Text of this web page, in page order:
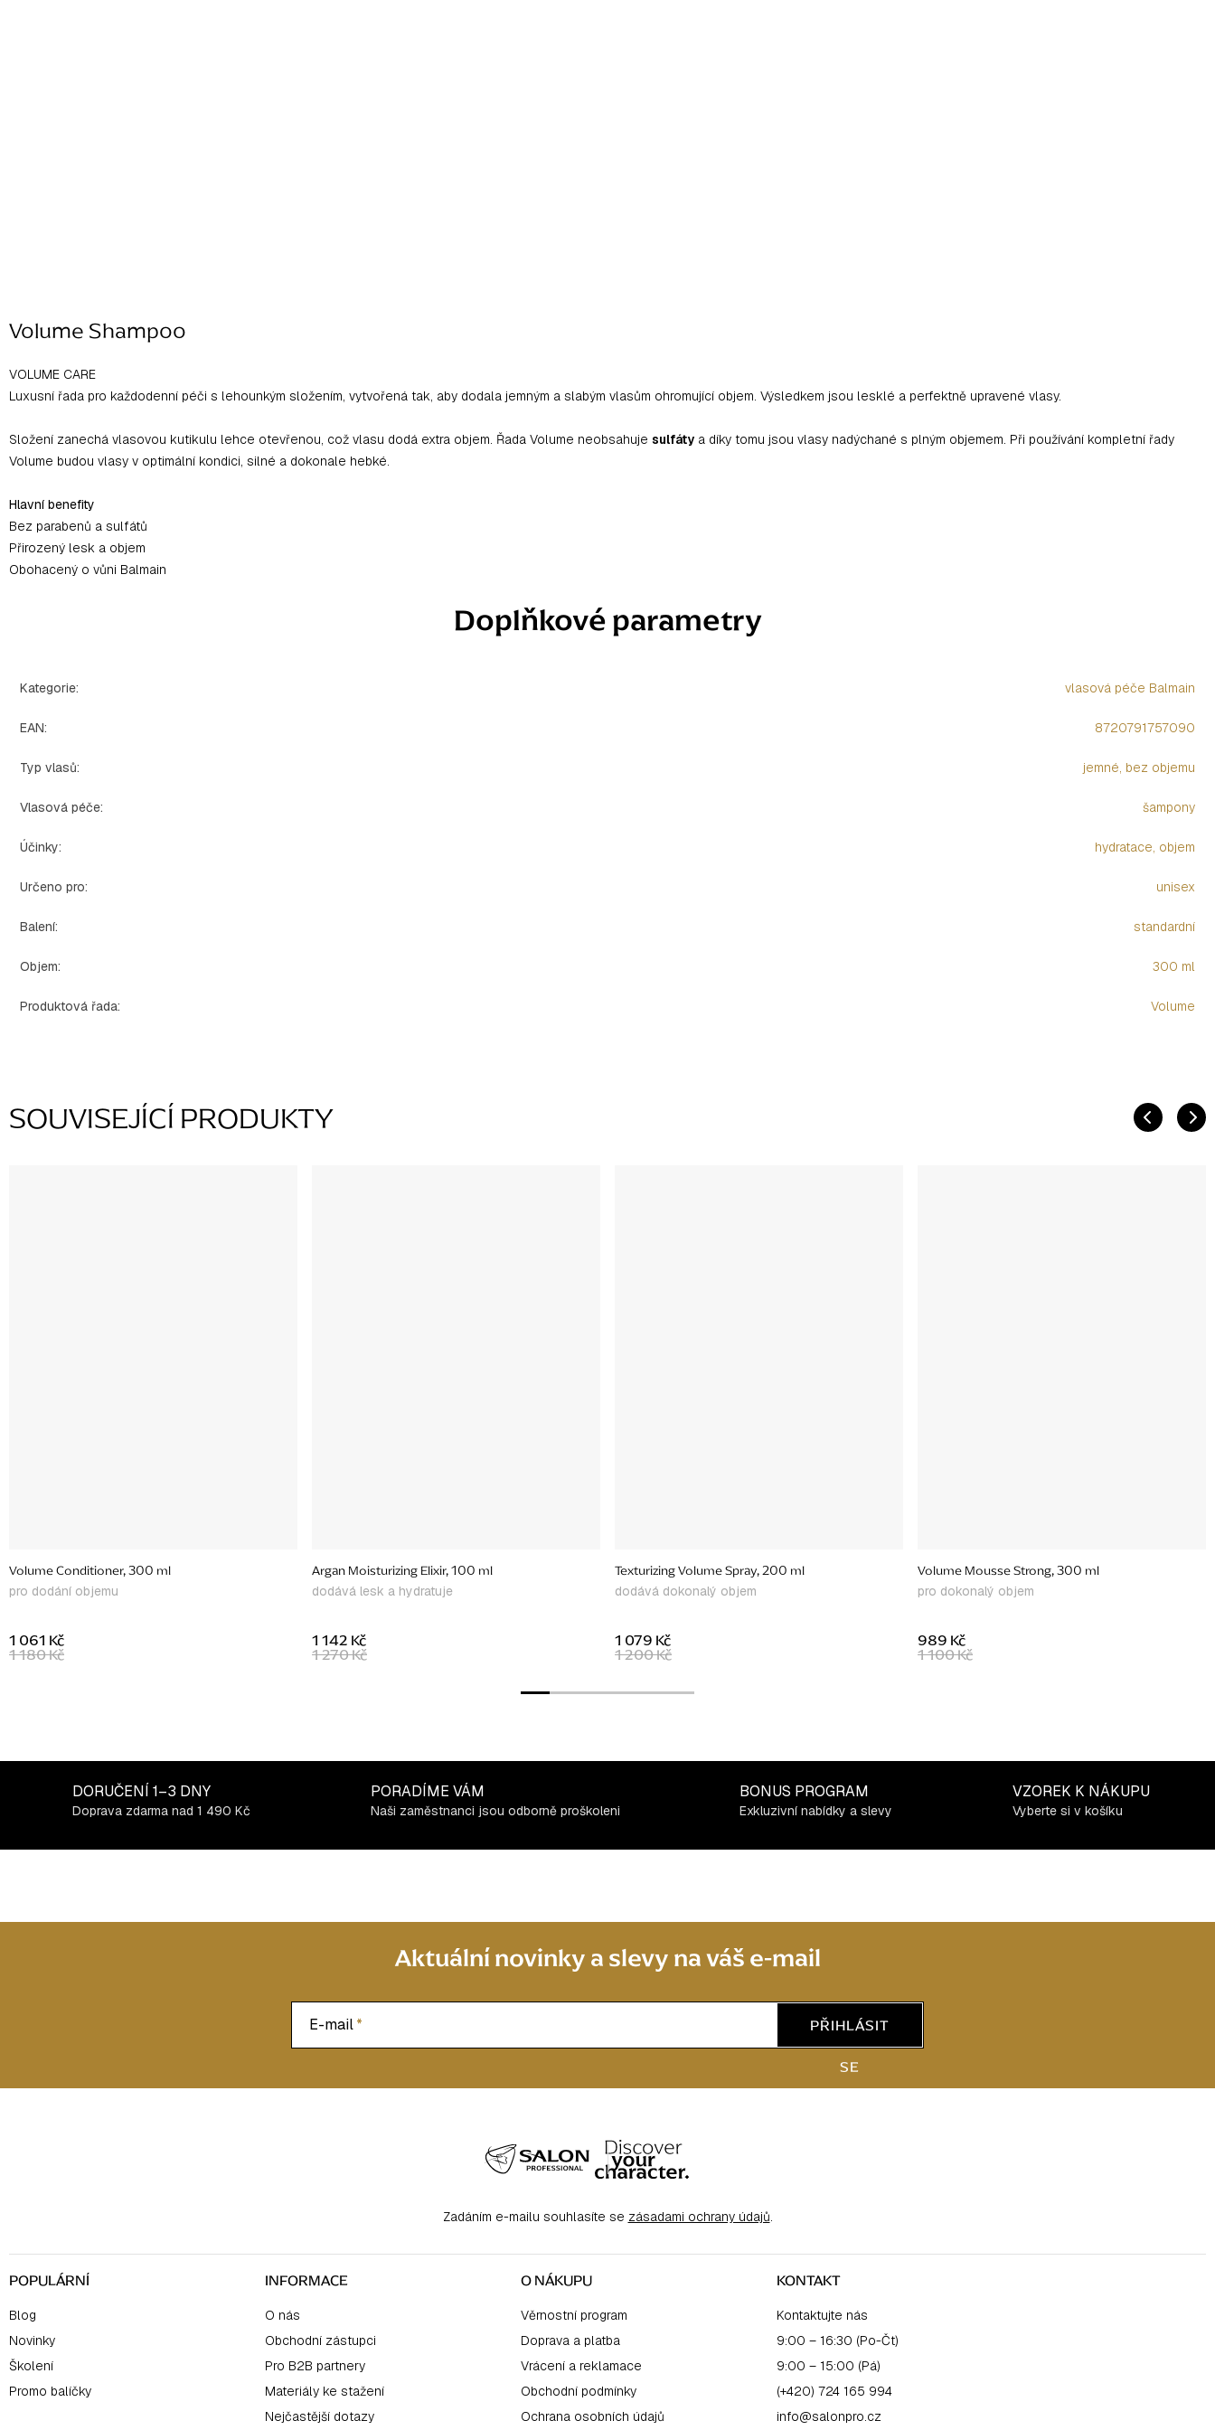
Volume Shampoo
VOLUME CARE
Luxusní řada pro každodenní péči s lehounkým složením, vytvořená tak, aby dodala jemným a slabým vlasům ohromující objem. Výsledkem jsou lesklé a perfektně upravené vlasy.
Složení zanechá vlasovou kutikulu lehce otevřenou, což vlasu dodá extra objem. Řada Volume neobsahuje sulfáty a díky tomu jsou vlasy nadýchané s plným objemem. Při používání kompletní řady
Volume budou vlasy v optimální kondici, silné a dokonale hebké.
Hlavní benefity
Bez parabenů a sulfátů
Přirozený lesk a objem
Obohacený o vůni Balmain
Doplňkové parametry
Kategorie: vlasová péče Balmain
EAN: 8720791757090
Typ vlasů: jemné, bez objemu
Vlasová péče: šampony
Účinky: hydratace, objem
Určeno pro: unisex
Balení: standardní
Objem: 300 ml
Produktová řada: Volume
SOUVISEJÍCÍ PRODUKTY
Volume Conditioner, 300 ml
pro dodání objemu
1 180 Kč
1 061 Kč
Argan Moisturizing Elixir, 100 ml
dodává lesk a hydratuje
1 270 Kč
1 142 Kč
Texturizing Volume Spray, 200 ml
dodává dokonalý objem
1 200 Kč
1 079 Kč
Volume Mousse Strong, 300 ml
pro dokonalý objem
1 100 Kč
989 Kč
DORUČENÍ 1–3 DNY
Doprava zdarma nad 1 490 Kč
PORADÍME VÁM
Naši zaměstnanci jsou odborně proškoleni
BONUS PROGRAM
Exkluzivní nabídky a slevy
VZOREK K NÁKUPU
Vyberte si v košíku
Aktuální novinky a slevy na váš e-mail
E-mail
PŘIHLÁSIT
SE
Zadáním e-mailu souhlasíte se zásadami ochrany údajů.
POPULÁRNÍ
Blog
Novinky
Školení
Promo balíčky
INFORMACE
O nás
Obchodní zástupci
Pro B2B partnery
Materiály ke stažení
Nejčastější dotazy
O NÁKUPU
Věrnostní program
Doprava a platba
Vrácení a reklamace
Obchodní podmínky
Ochrana osobních údajů
KONTAKT
Kontaktujte nás
9:00 – 16:30 (Po-Čt)
9:00 – 15:00 (Pá)
(+420) 724 165 994
info@salonpro.cz